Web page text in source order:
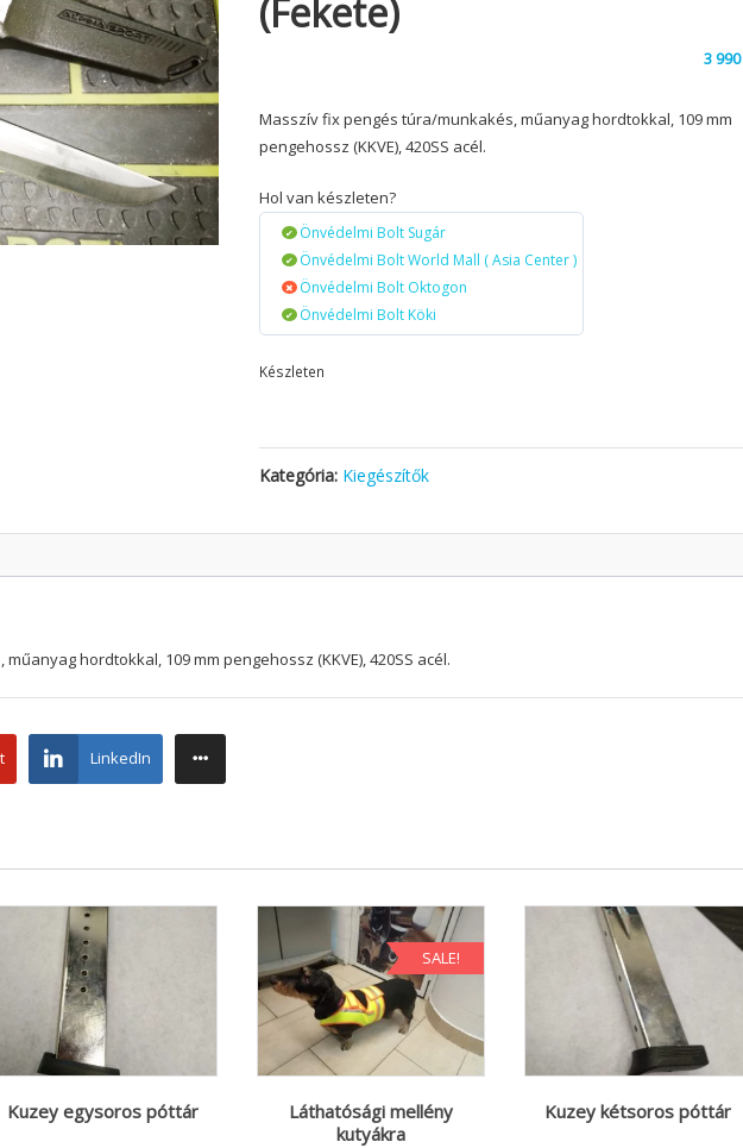
(fekete)
3 990
Masszív fix pengés túra/munkakés, műanyag hordtokkal, 109 mm
pengehossz (KKVE), 420SS acél.
Hol van készleten?
Önvédelmi Bolt Sugár
Önvédelmi Bolt World Mall ( Asia Center )
Önvédelmi Bolt Oktogon
Önvédelmi Bolt Köki
Készleten
Kategória: Kiegészítők
hordtokkal, 109 mm pengehossz (KKVE), 420SS acél.
LinkedIn
Kuzey egysoros póttár
SALE!
Láthatósági mellény
kutyákra
Kuzey kétsoros póttár